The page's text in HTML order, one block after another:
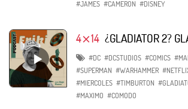
#JAMES #CAMERON #DISNEY
4⨯14 ¿GLADIATOR 2?
#DC #DCSTUDIOS #COMICS
#SUPERMAN #WARHAMMER
#MIERCOLES #TIMBURTON
#MAXIMO #COMODO